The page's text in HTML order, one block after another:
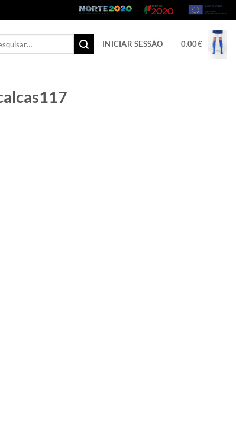
INICIAR SESSÃO 0.00€